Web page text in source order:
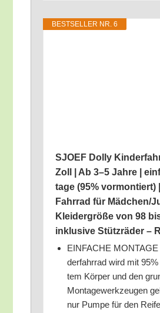
BEST­SEL­LER NR. 6
SJOEF Dol­ly
Zoll | Ab 3–5 Jah­re |
ta­ge (95% vor­mon­tiert)
Fahr­rad für Mädchen/​
Klei­der­grö­ße von 98 bis
inklu­si­ve Stütz­rä­der –
EINFACHE
der­fahr­rad wird mit
tem Kör­per und den
Mon­ta­ge­werk­zeu­gen
nur Pum­pe für den